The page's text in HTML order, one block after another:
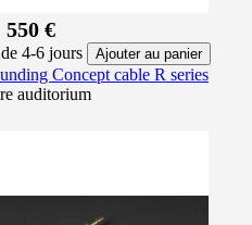
550 €
4-6 jours Ajouter au panier
Concept cable R series
auditorium